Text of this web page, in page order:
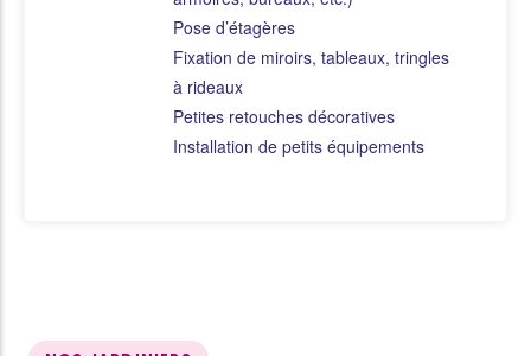
Pose d’étagères
Fixation de miroirs, tableaux, tringles
à rideaux
Petites retouches décoratives
Installation de petits équipements